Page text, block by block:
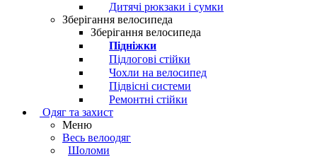
Дитячі рюкзаки і сумки
Зберігання велосипеда
Зберігання велосипеда
Підніжки
Підлогові стійки
Чохли на велосипед
Підвісні системи
Ремонтні стійки
Одяг та захист
Меню
Весь велоодяг
Шоломи